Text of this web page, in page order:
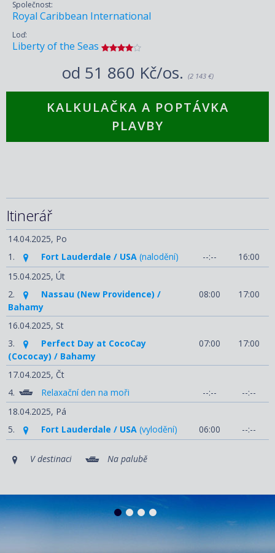
Společnost:
Royal Caribbean International
Loď:
Liberty of the Seas
od 51 860 Kč/os. (2 143 €)
KALKULAČKA A POPTÁVKA
PLAVBY
Itinerář
14.04.2025, Po
1.
Fort Lauderdale / USA (nalodění) --:--
16:00
15.04.2025, Út
2.
Nassau (New Providence) /
Bahamy
08:00 17:00
16.04.2025, St
3.
Perfect Day at CocoCay
(Cococay) / Bahamy
07:00 17:00
17.04.2025, Čt
4.
Relaxační den na moři --:--
--:--
18.04.2025, Pá
5.
Fort Lauderdale / USA (vylodění) 06:00 --:--
V destinaci Na palubě